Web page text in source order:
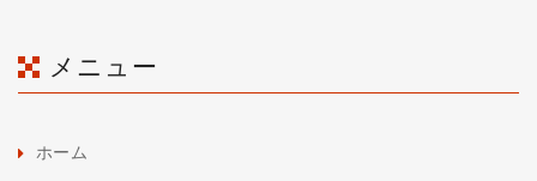
メニュー
ホーム